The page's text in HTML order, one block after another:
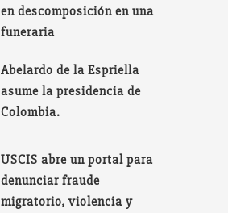
en descomposición en una
funeraria
Abelardo de la Espriella
asume la presidencia de
Colombia.
USCIS abre un portal para
denunciar fraude
migratorio, violencia y